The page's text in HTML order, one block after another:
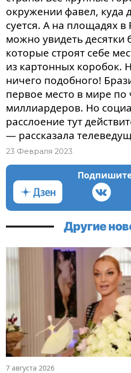
окружении фавел, куда
суется. А на площадях
можно увидеть десятки
которые строят себе
из картонных коробок.
ничего подобного!
первое место в мире по
миллиардеров. Но
расслоение тут
— рассказала
23 Февраля 2023
Другие
7 августа 2026